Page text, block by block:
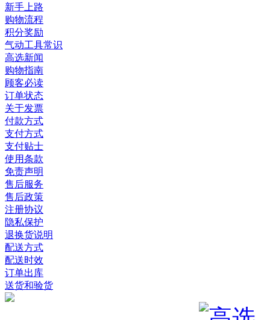
新手上路
购物流程
积分奖励
气动工具常识
高选新闻
购物指南
顾客必读
订单状态
关于发票
付款方式
支付方式
支付贴士
使用条款
免责声明
售后服务
售后政策
注册协议
隐私保护
退换货说明
配送方式
配送时效
订单出库
送货和验货